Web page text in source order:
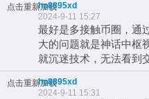
点击重新加载hp8895xd
2024-9-11 15:27
最好是多接触币圈，通
大的问题就是神话中枢
就沉迷技术，无法看到
点击重新加载hp8895xd
2024-9-11 15:31